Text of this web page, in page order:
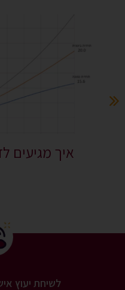
איך מגיעים
לשיחת יעוץ